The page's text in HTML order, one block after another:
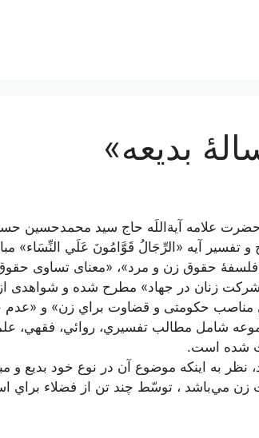
بدیعه»
حضرت علامه آیة‌اللَه حاج سید محمدحسین
تفسير آيه «الرِّجَالُ قَوَّامُونَ عَلَي‌ النِّسَاء»
حقوق زن و مرد»، «معنای تساوی
زنان در جهاد» مطرح شده و شواهدی از
مناصب‌ حكومتی‌ و قضاوت‌ براي‌ زن»‌ و «عدم‌
شامل‌ مطالب‌ تفسيري‌، روائي‌، فقهي‌،
شده‌ است‌.
نظر به‌ اينكه‌ موضوع‌ آن در نوع‌ خود بديع‌ و
مي‌باشد ، توسّط‌ چند تن از فضلاء براي‌